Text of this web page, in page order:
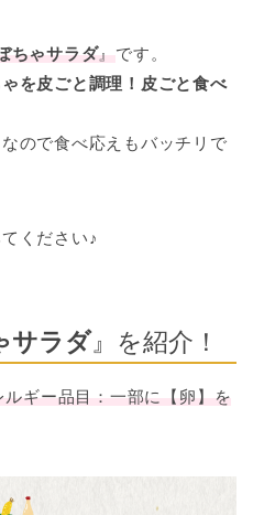
ちゃサラダ』 です。
を皮ごと調理！皮ごと食べ
ので食べ応えもバッチリで
ください♪
サラダ』を紹介！
ギー品目：一部に【卵】を